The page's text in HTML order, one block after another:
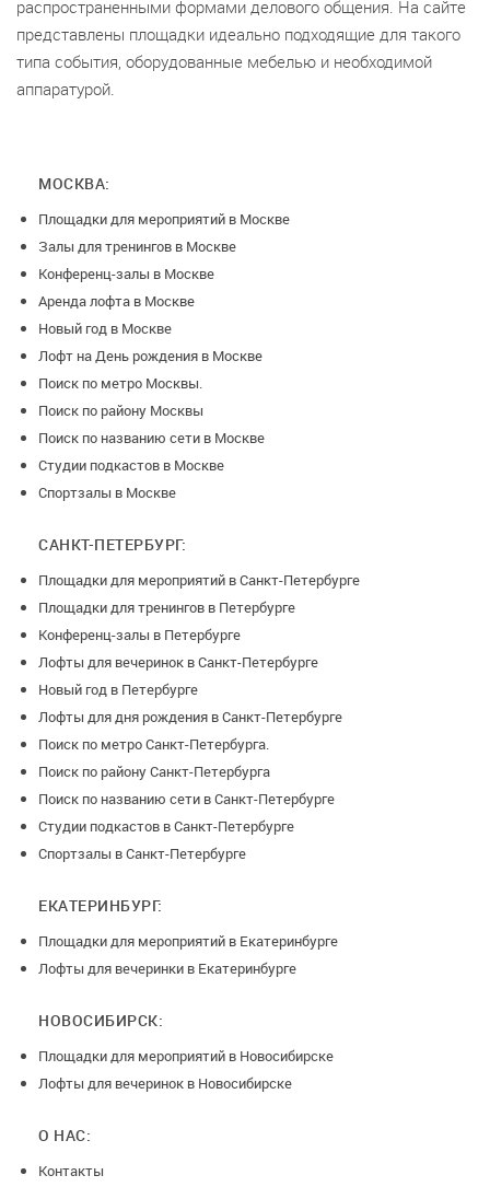
распространенными формами делового общения. На сайте
представлены площадки идеально подходящие для такого
типа события, оборудованные мебелью и необходимой
аппаратурой.
МОСКВА:
Площадки для мероприятий в Москве
Залы для тренингов в Москве
Конференц-залы в Москве
Аренда лофта в Москве
Новый год в Москве
Лофт на День рождения в Москве
Поиск по метро Москвы.
Поиск по району Москвы
Поиск по названию сети в Москве
Студии подкастов в Москве
Спортзалы в Москве
САНКТ-ПЕТЕРБУРГ:
Площадки для мероприятий в Санкт-Петербурге
Площадки для тренингов в Петербурге
Конференц-залы в Петербурге
Лофты для вечеринок в Санкт-Петербурге
Новый год в Петербурге
Лофты для дня рождения в Санкт-Петербурге
Поиск по метро Санкт-Петербурга.
Поиск по району Санкт-Петербурга
Поиск по названию сети в Санкт-Петербурге
Студии подкастов в Санкт-Петербурге
Спортзалы в Санкт-Петербурге
ЕКАТЕРИНБУРГ:
Площадки для мероприятий в Екатеринбурге
Лофты для вечеринки в Екатеринбурге
НОВОСИБИРСК:
Площадки для мероприятий в Новосибирске
Лофты для вечеринок в Новосибирске
О НАС:
Контакты